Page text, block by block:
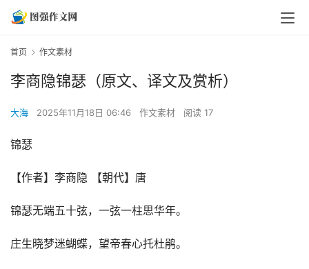
首页 作文素材
李商隐锦瑟（原文、译文及赏析）
大海 2025年11月18日 06:46 作文素材 阅读 17
锦瑟
【作者】李商隐 【朝代】唐
锦瑟无端五十弦，一弦一柱思华年。
庄生晓梦迷蝴蝶，望帝春心托杜鹃。